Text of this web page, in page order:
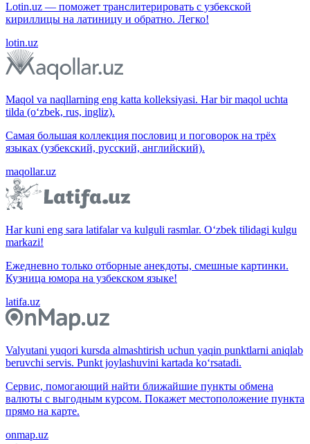
Lotin.uz — поможет транслитерировать с узбекской
кириллицы на латиницу и обратно. Легко!
lotin.uz
Maqol va naqllarning eng katta kolleksiyasi. Har bir maqol uchta
tilda (o‘zbek, rus, ingliz).
Самая большая коллекция пословиц и поговорок на трёх
языках (узбекский, русский, английский).
maqollar.uz
Har kuni eng sara latifalar va kulguli rasmlar. O‘zbek tilidagi kulgu
markazi!
Ежедневно только отборные анекдоты, смешные картинки.
Кузница юмора на узбекском языке!
latifa.uz
Valyutani yuqori kursda almashtirish uchun yaqin punktlarni aniqlab
beruvchi servis. Punkt joylashuvini kartada ko‘rsatadi.
Сервис, помогающий найти ближайшие пункты обмена
валюты с выгодным курсом. Покажет местоположение пункта
прямо на карте.
onmap.uz